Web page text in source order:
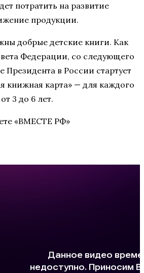
потратить на развитие
продукции.
добрые детские книги. Как
Федерации, со следующего
Президента в России стартует
книжная карта» — для каждого
3 до 6 лет.
«ВМЕСТЕ РФ»